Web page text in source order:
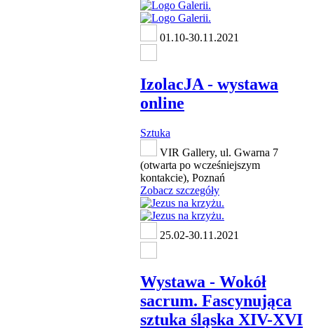
01.10-30.11.2021
IzolacJA - wystawa
online
Sztuka
VIR Gallery, ul. Gwarna 7
(otwarta po wcześniejszym
kontakcie), Poznań
Zobacz szczegóły
25.02-30.11.2021
Wystawa - Wokół
sacrum. Fascynująca
sztuka śląska XIV-XVI